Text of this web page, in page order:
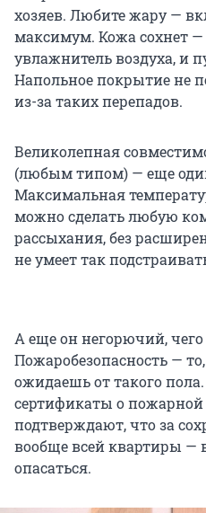
хозяев. Любите жару —
максимум. Кожа сохнет —
увлажнитель воздуха, и
Напольное покрытие не
из-за таких перепадов.
Великолепная
(любым типом) — еще
Максимальная
можно сделать любую
рассыхания, без
не умеет так
А еще он негорючий,
Пожаробезопасность —
ожидаешь от такого
сертификаты о пожарной
подтверждают, что за
вообще всей квартиры —
опасаться.